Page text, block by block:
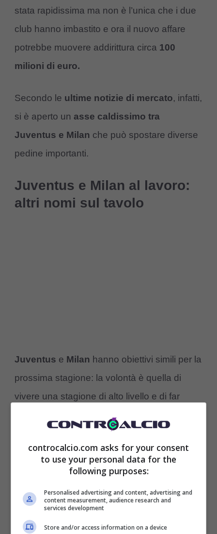
stata rapidissima ma non è l’unica che i due
club hanno imbastito e ora il nuovo affare
potrebbe muovere addirittura circa 100
milioni di euro.
Secondo le ultime notizie di mercato, infatti,
si è aperto un asse caldissimo tra
Juventus e Milan che può spostare diverse
pedine importanti.
Juventus e Milan al lavoro:
altri nomi sul tavolo
Juventus e Milan hanno obiettivi simili per la
prossima stagione: la volontà è quella di
vivere una stagione di alto livello e di far
Per questo motivo i due allenatori
hanno chiesto una rosa profonda e gremita
di calciatori volenterosi di dare il 100%
dall’inizio alla fine.
Secondo quanto riferisce
controcalcio.com asks for your consent
to use your personal data for the
following purposes:
Personalised advertising and content, advertising and
content measurement, audience research and
services development
Store and/or access information on a device